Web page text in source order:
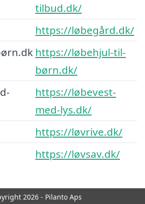
tilbud.dk/
https://løbegård.dk/
https://løbehjul-til-
børn.dk/
https://løbevest-
med-lys.dk/
https://løvrive.dk/
https://løvsav.dk/
2026 - Pilanto Aps